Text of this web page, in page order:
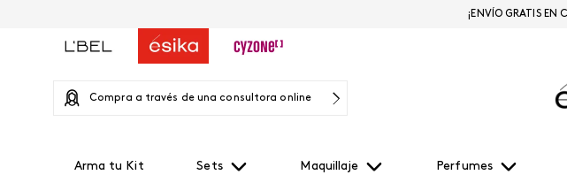
Compra a través de una consultora online
Arma tu Kit Sets Maquillaje Perfumes
¡ENVÍO GRATIS EN